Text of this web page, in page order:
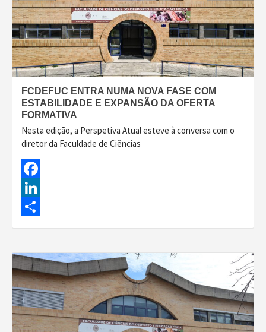
FCDEFUC ENTRA NUMA NOVA FASE COM
ESTABILIDADE E EXPANSÃO DA OFERTA
FORMATIVA
Nesta edição, a Perspetiva Atual esteve à conversa com o
diretor da Faculdade de Ciências
Facebook
LinkedIn
Share